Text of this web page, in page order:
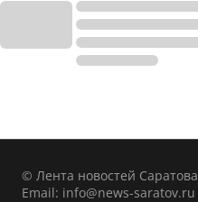
© Лента новостей Саратова
Email: info@news-saratov.ru